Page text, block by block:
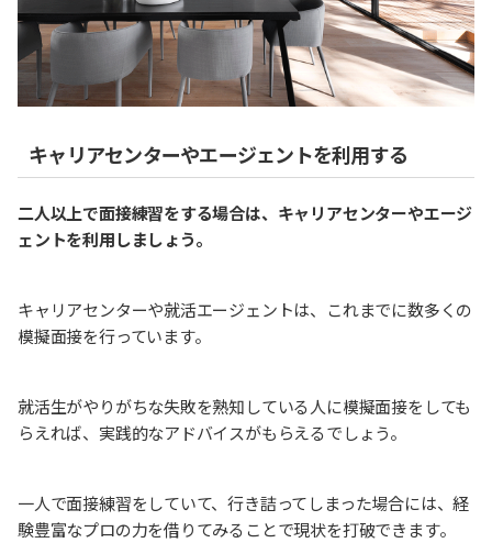
キャリアセンターやエージェントを利用する
二人以上で面接練習をする場合は、キャリアセンターやエージ
ェントを利用しましょう。
キャリアセンターや就活エージェントは、これまでに数多くの
模擬面接を行っています。
就活生がやりがちな失敗を熟知している人に模擬面接をしても
らえれば、実践的なアドバイスがもらえるでしょう。
一人で面接練習をしていて、行き詰ってしまった場合には、経
験豊富なプロの力を借りてみることで現状を打破できます。